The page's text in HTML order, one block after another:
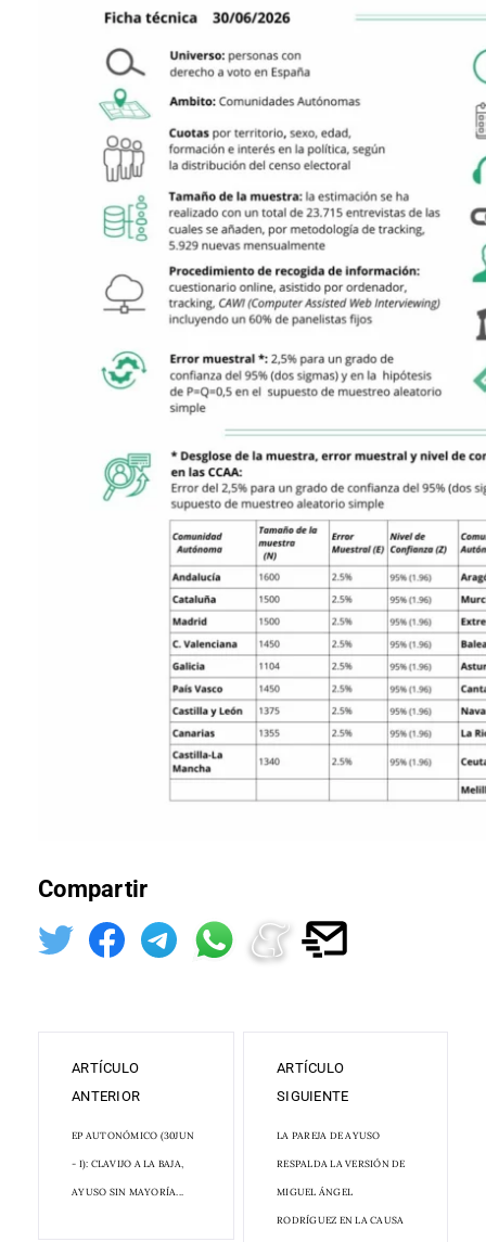
Compartir
ARTÍCULO
ANTERIOR
EP AUTONÓMICO (30JUN
- I): CLAVIJO A LA BAJA,
AYUSO SIN MAYORÍA...
ARTÍCULO
SIGUIENTE
LA PAREJA DE AYUSO
RESPALDA LA VERSIÓN DE
MIGUEL ÁNGEL
RODRÍGUEZ EN LA CAUSA